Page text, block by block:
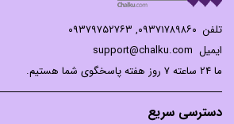
تلفن ۰۹۳۷۱۷۸۹۸۶۰, ۰۹۳۷۹۷۵۲۷۶۳
ایمیل support@chalku.com
ما 24 ساعته 7 روز هفته پاسخگوی شما هستیم.
دسترسی سریع